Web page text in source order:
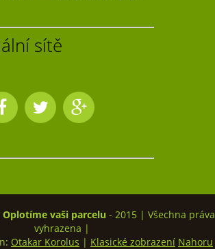
sítě
vaši parcelu - 2015 | Všechna práva
vyhrazena |
Otakar Korolus | Klasické zobrazení Nahoru